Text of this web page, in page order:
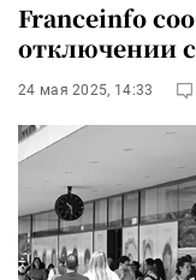
Franceinfo
отключении
24 мая 2025, 14:33